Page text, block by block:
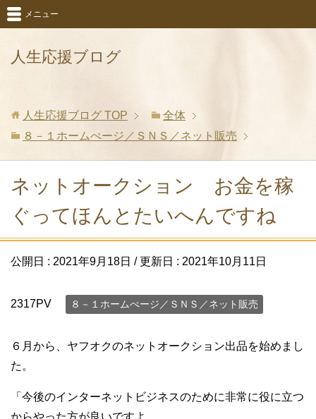
人生応援ブログ
メニュー
人生応援ブログ TOP
全体
８－１ホームぺージ／ＳＮＳ／ネット販売
ネットオークション お金を稼
ぐってほんとたいへんですね
公開日 : 2021年9月18日 / 更新日 : 2021年10月11日
2317PV ８－１ホームぺージ／ＳＮＳ／ネット販売
６月から、ヤフオクのネットオークション出品を始めまし
た。
「今後のインターネットビジネスのために非常に役に立つ
からやった方が良いですよ。